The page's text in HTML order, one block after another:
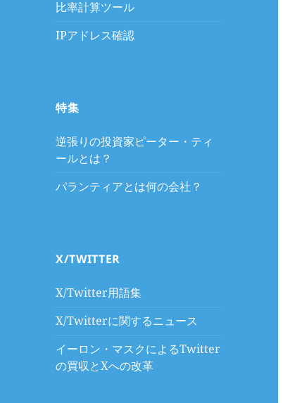
比率計算ツール
IPアドレス確認
特集
逆張りの投資家ピーター・ティ
ールとは？
パランティアとは何の会社？
X/TWITTER
X/Twitter用語集
X/Twitterに関するニュース
イーロン・マスクによるTwitter
の買収とXへの改革